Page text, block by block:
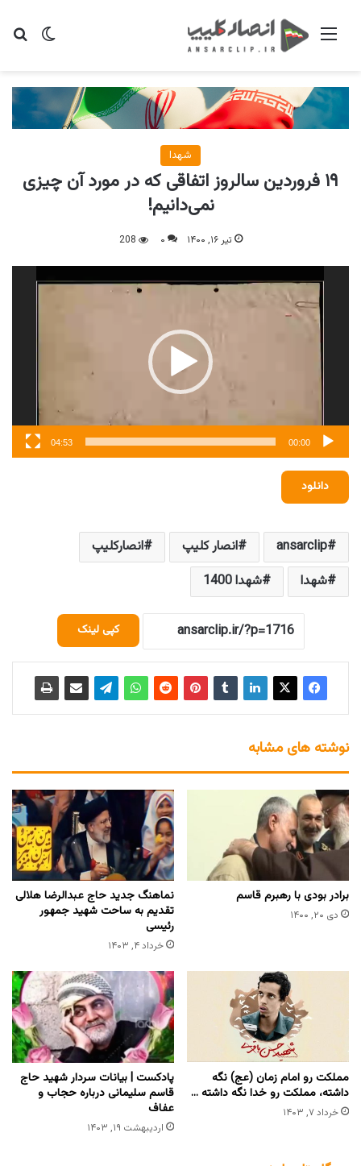
تغییر منو
شهدا
۱۹ فروردین سالروز اتفاقی که در مورد آن چیزی
نمی‌دانیم!
تیر ۱۶, ۱۴۰۰ ۰ 208
نمایشگر
00:00
04:53
دانلود
ansarclip انصار کلیپ
انصارکلیپ
شهدا
شهدا 1400
کپی لینک
نوشته های مشابه
برادر بودی با رهبرم قاسم
دی ۲۰, ۱۴۰۰
نماهنگ جدید حاج عبدالرضا هلالی
تقدیم به ساحت شهید جمهور
رئیسی
خرداد ۴, ۱۴۰۳
مملکت رو امام زمان (عج) نگه‌
داشته، مملکت رو خدا نگه‌ داشته …
خرداد ۷, ۱۴۰۳
پادکست | بیانات سردار شهید حاج
قاسم سلیمانی درباره حجاب و
عفاف
اردیبهشت ۱۹, ۱۴۰۳